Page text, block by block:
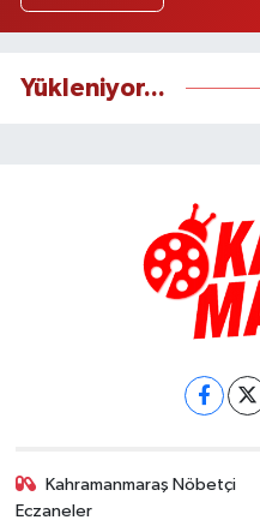
Yükleniyor...
Kahramanmaraş Nöbetçi
Eczaneler